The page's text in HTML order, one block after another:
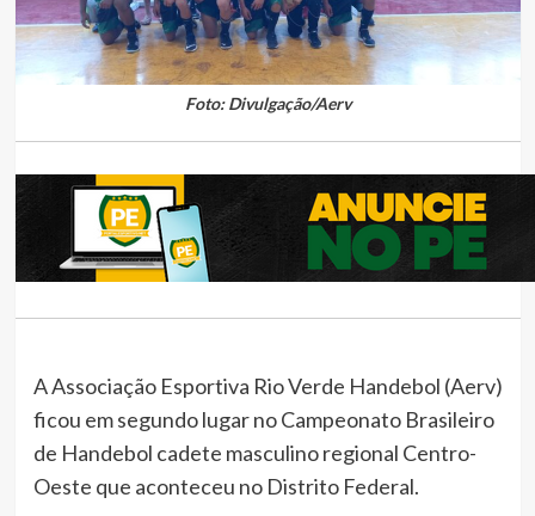
Foto: Divulgação/Aerv
A Associação Esportiva Rio Verde Handebol (Aerv)
ficou em segundo lugar no Campeonato Brasileiro
de Handebol cadete masculino regional Centro-
Oeste que aconteceu no Distrito Federal.